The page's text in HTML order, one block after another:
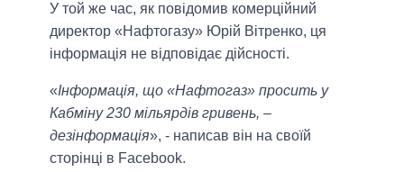
У той же час, як повідомив комерційний
директор «Нафтогазу» Юрій Вітренко, ця
інформація не відповідає дійсності.
«Інформація, що «Нафтогаз» просить у
Кабміну 230 мільярдів гривень, –
дезінформація», - написав він на своїй
сторінці в Facebook.